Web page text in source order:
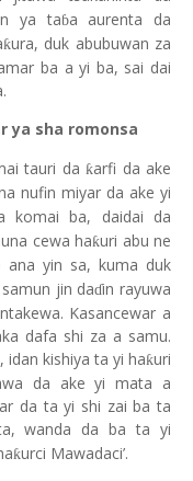
ya taɓa aurenta da
ƙura, duk abubuwan za
ba a yi ba, sai dai
ya sha romonsa
tauri daƙarfi da ake
nufin miyar da ake yi
komai ba, daidai da
cewa haƙuri abu ne
ana yin sa, kuma duk
jin daɗin rayuwa
Kasancewar a
dafa shi za a samu.
idan kishiya ta yi haƙuri
da ake yi mata a
da ta yi shi zai ba ta
wanda da ba ta yi
ƙurci Mawadaci’.